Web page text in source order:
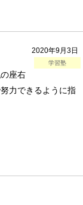
2020年9月3日
学習塾
座右
力できるように指